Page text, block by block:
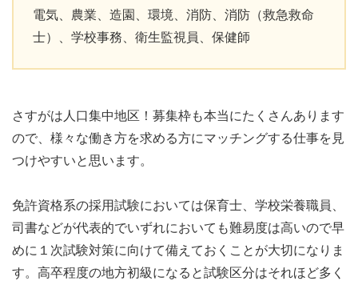
電気、農業、造園、環境、消防、消防（救急救命
士）、学校事務、衛生監視員、保健師
さすがは人口集中地区！募集枠も本当にたくさんあります
ので、様々な働き方を求める方にマッチングする仕事を見
つけやすいと思います。
免許資格系の採用試験においては保育士、学校栄養職員、
司書などが代表的でいずれにおいても難易度は高いので早
めに１次試験対策に向けて備えておくことが大切になりま
す。高卒程度の地方初級になると試験区分はそれほど多く